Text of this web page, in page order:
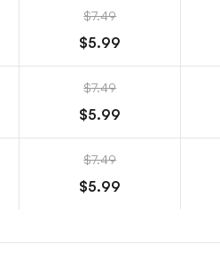
$7.49
$5.99
$7.49
$5.99
$7.49
$5.99